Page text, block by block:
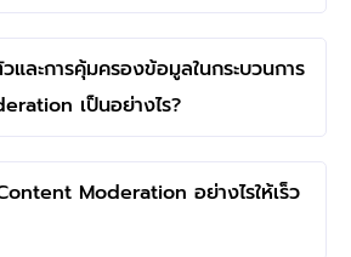
และการคุ้มครองข้อมูลในกระบวนการ
เป็นอย่างไร?
Moderation อย่างไรให้เร็ว